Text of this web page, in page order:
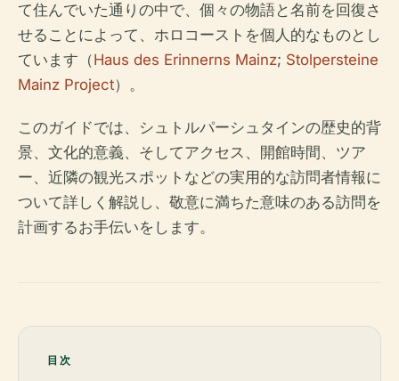
て住んでいた通りの中で、個々の物語と名前を回復さ
せることによって、ホロコーストを個人的なものとし
ています（Haus des Erinnerns Mainz; Stolpersteine
Mainz Project）。
このガイドでは、シュトルパーシュタインの歴史的背
景、文化的意義、そしてアクセス、開館時間、ツア
ー、近隣の観光スポットなどの実用的な訪問者情報に
ついて詳しく解説し、敬意に満ちた意味のある訪問を
計画するお手伝いをします。
目次